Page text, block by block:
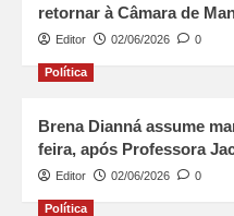
retornar à Câmara de
Editor 02/06/2026 0
Política
Brena Dianná assume
feira, após Professora
Editor 02/06/2026 0
Política